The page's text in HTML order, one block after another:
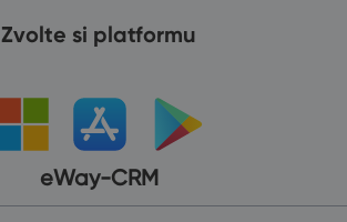
Zvolte si platformu
eWay-CRM